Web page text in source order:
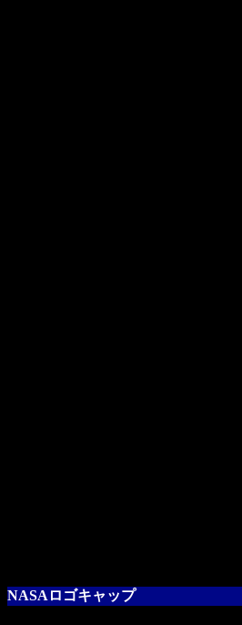
NASAロゴキャップ